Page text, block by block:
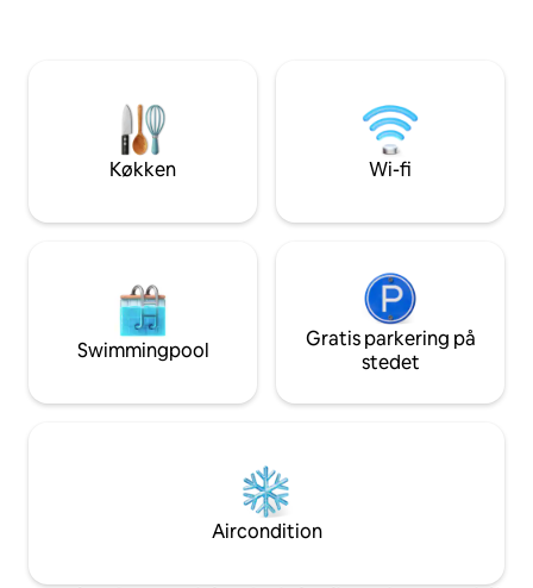
skisportssted. *Bemærk: Huset kan kun
nås til fods, bilen stopper 120 m væk!
gang fra den
strand.
Køkken Wi-fi
Swimmingpool
Gratis parkering på
stedet
Aircondition